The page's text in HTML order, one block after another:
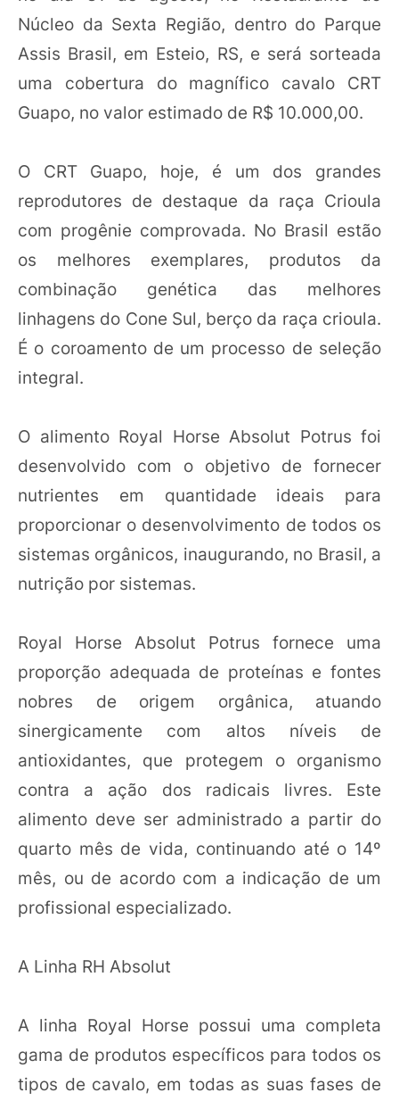
Núcleo da Sexta Região, dentro do Parque
Assis Brasil, em Esteio, RS, e será sorteada
uma cobertura do magnífico cavalo CRT
Guapo, no valor estimado de R$ 10.000,00.
O CRT Guapo, hoje, é um dos grandes
reprodutores de destaque da raça Crioula
com progênie comprovada. No Brasil estão
os melhores exemplares, produtos da
combinação genética das melhores
linhagens do Cone Sul, berço da raça crioula.
É o coroamento de um processo de seleção
integral.
O alimento Royal Horse Absolut Potrus foi
desenvolvido com o objetivo de fornecer
nutrientes em quantidade ideais para
proporcionar o desenvolvimento de todos os
sistemas orgânicos, inaugurando, no Brasil, a
nutrição por sistemas.
Royal Horse Absolut Potrus fornece uma
proporção adequada de proteínas e fontes
nobres de origem orgânica, atuando
sinergicamente com altos níveis de
antioxidantes, que protegem o organismo
contra a ação dos radicais livres. Este
alimento deve ser administrado a partir do
quarto mês de vida, continuando até o 14º
mês, ou de acordo com a indicação de um
profissional especializado.
A Linha RH Absolut
A linha Royal Horse possui uma completa
gama de produtos específicos para todos os
tipos de cavalo, em todas as suas fases de